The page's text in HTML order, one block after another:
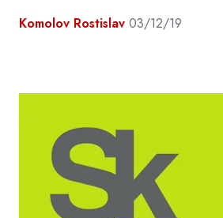
Komolov Rostislav 03/12/19